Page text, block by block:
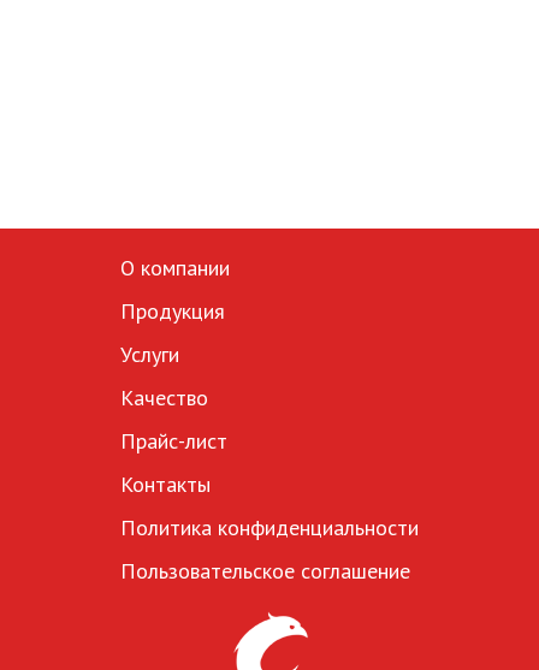
О компании
Продукция
Услуги
Качество
Прайс-лист
Контакты
Политика конфиденциальности
Пользовательское соглашение